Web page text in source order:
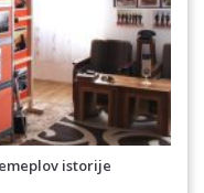
istorije